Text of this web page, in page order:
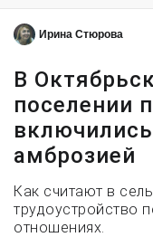
Ирина Стюрова
В
поселении
амброзией
Как считают в
трудоустройство
отношениях.